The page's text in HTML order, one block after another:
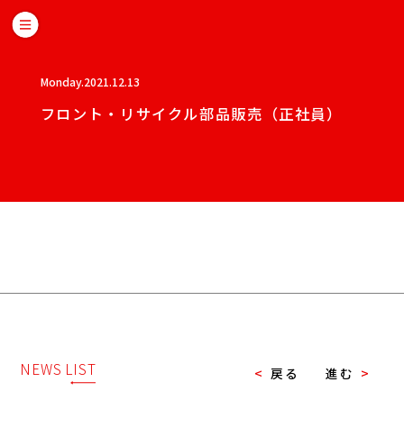
Monday.2021.12.13
フロント・リサイクル部品販売（正社員）
NEWS LIST < 戻る 進む >